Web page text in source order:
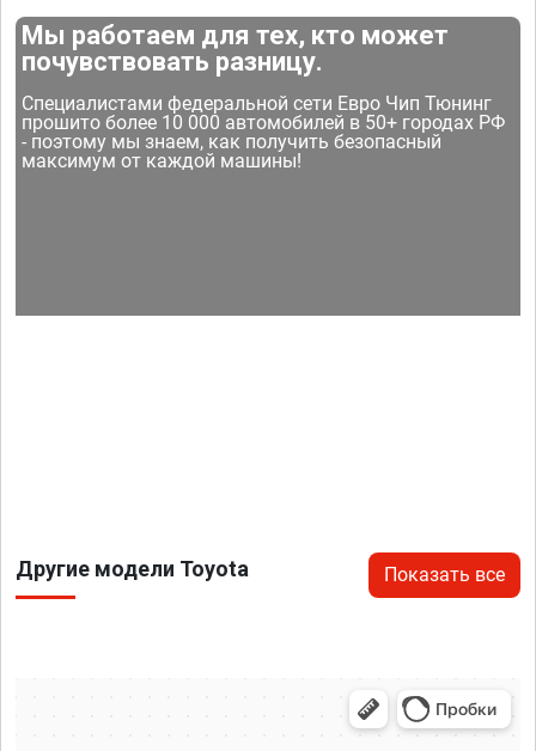
Мы работаем для тех, кто может
почувствовать разницу.
Специалистами федеральной сети Евро Чип Тюнинг
прошито более 10 000 автомобилей в 50+ городах РФ
- поэтому мы знаем, как получить безопасный
максимум от каждой машины!
Другие модели Toyota Показать все